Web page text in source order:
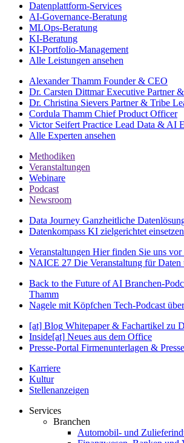
Datenplattform-Services
AI-Governance-Beratung
MLOps-Beratung
KI-Beratung
KI-Portfolio-Management
Alle Leistungen ansehen
Alexander Thamm Founder & CEO
Dr. Carsten Dittmar Executive Partner
Dr. Christina Sievers Partner & Tribe
Cordula Thamm Chief Product Officer
Victor Seifert Practice Lead Data & AI
Alle Experten ansehen
Methodiken
Veranstaltungen
Webinare
Podcast
Newsroom
Data Journey Ganzheitliche
Datenkompass KI zielgerichtet einsetzen
Veranstaltungen Hier finden Sie uns vor
NAICE 27 Die Veranstaltung für
Back to the Future of AI Branchen-
Thamm
Nagele mit Köpfchen Tech-Podcast
[at] Blog Whitepaper & Fachartikel zu
Inside[at] Neues aus dem Office
Presse-Portal Firmenunterlagen &
Karriere
Kultur
Stellenanzeigen
Services
Branchen
Automobil- und